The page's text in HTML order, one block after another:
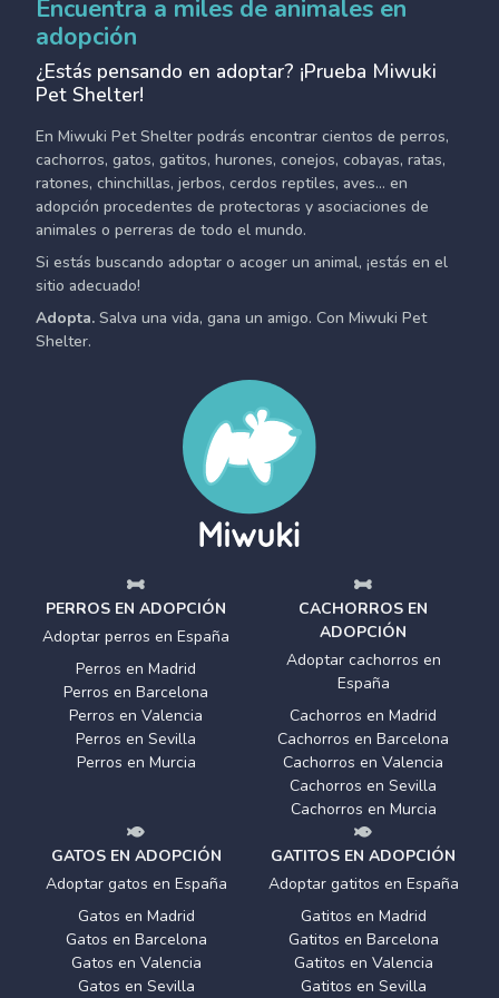
Encuentra a miles de animales en
adopción
¿Estás pensando en adoptar? ¡Prueba Miwuki
Pet Shelter!
En Miwuki Pet Shelter podrás encontrar cientos de perros,
cachorros, gatos, gatitos, hurones, conejos, cobayas, ratas,
ratones, chinchillas, jerbos, cerdos reptiles, aves... en
adopción procedentes de protectoras y asociaciones de
animales o perreras de todo el mundo.
Si estás buscando adoptar o acoger un animal, ¡estás en el
sitio adecuado!
Adopta. Salva una vida, gana un amigo. Con Miwuki Pet
Shelter.
PERROS EN ADOPCIÓN
Adoptar perros en España
Perros en Madrid
Perros en Barcelona
Perros en Valencia
Perros en Sevilla
Perros en Murcia
CACHORROS EN
ADOPCIÓN
Adoptar cachorros en
España
Cachorros en Madrid
Cachorros en Barcelona
Cachorros en Valencia
Cachorros en Sevilla
Cachorros en Murcia
GATOS EN ADOPCIÓN
Adoptar gatos en España
Gatos en Madrid
Gatos en Barcelona
Gatos en Valencia
Gatos en Sevilla
GATITOS EN ADOPCIÓN
Adoptar gatitos en España
Gatitos en Madrid
Gatitos en Barcelona
Gatitos en Valencia
Gatitos en Sevilla